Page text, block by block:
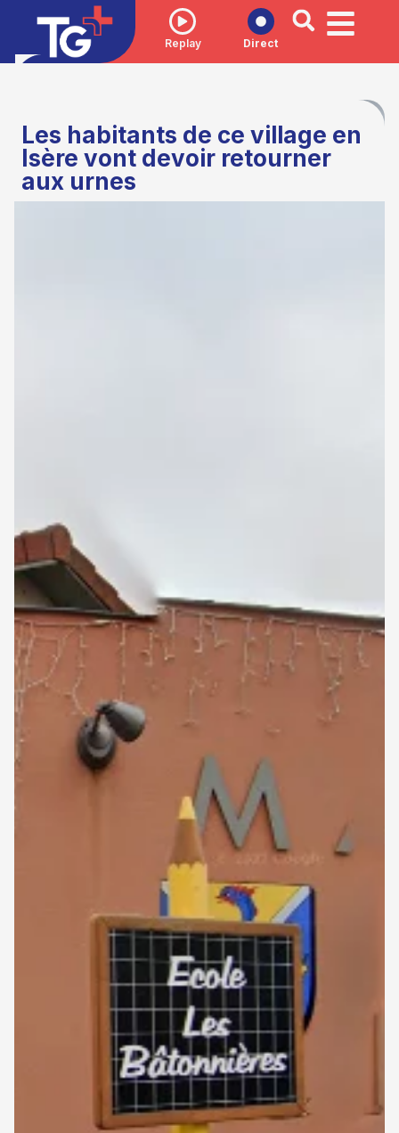
Replay Direct
Les habitants de ce village en
Isère vont devoir retourner
aux urnes